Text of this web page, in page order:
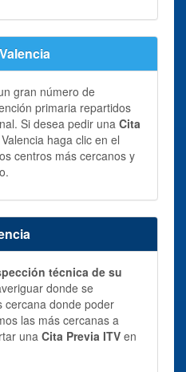
gran número de
primaria repartidos
Si desea pedir una Cita
haga clic en el
centros más cercanos y
técnica de su
donde se
cercana donde poder
las más cercanas a
una Cita Previa ITV en